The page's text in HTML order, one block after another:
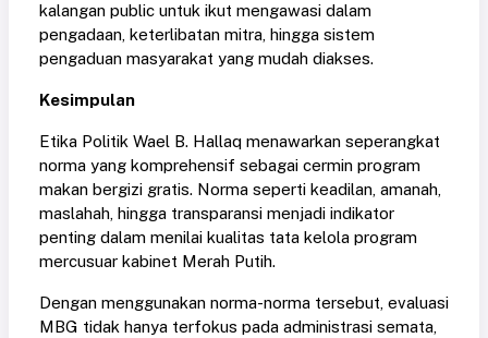
kalangan public untuk ikut mengawasi dalam
pengadaan, keterlibatan mitra, hingga sistem
pengaduan masyarakat yang mudah diakses.
Kesimpulan
Etika Politik Wael B. Hallaq menawarkan seperangkat
norma yang komprehensif sebagai cermin program
makan bergizi gratis. Norma seperti keadilan, amanah,
maslahah, hingga transparansi menjadi indikator
penting dalam menilai kualitas tata kelola program
mercusuar kabinet Merah Putih.
Dengan menggunakan norma-norma tersebut, evaluasi
MBG tidak hanya terfokus pada administrasi semata,